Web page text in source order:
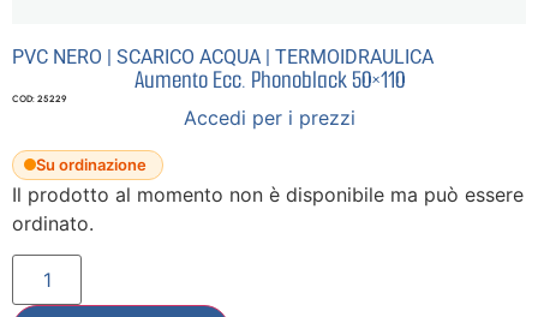
PVC NERO | SCARICO ACQUA | TERMOIDRAULICA
Aumento Ecc. Phonoblack 50×110
COD: 25229
Accedi per i prezzi
Su ordinazione
Il prodotto al momento non è disponibile ma può essere
ordinato.